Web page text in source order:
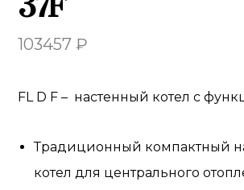
103457₽
FL D F – настенный котел с
Традиционный компактный
котел для центрального